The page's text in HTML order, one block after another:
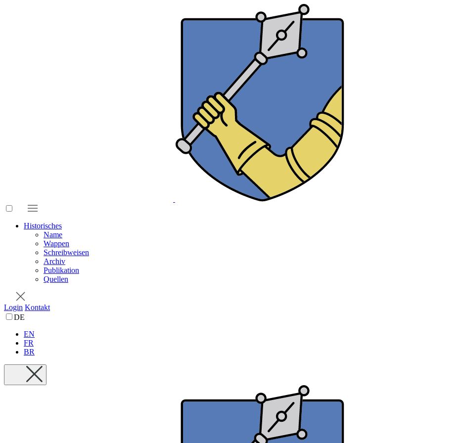
Historisches
Name
Wappen
Schreibweisen
Archiv
Publikation
Quellen
Login Kontakt
DE
EN
FR
BR